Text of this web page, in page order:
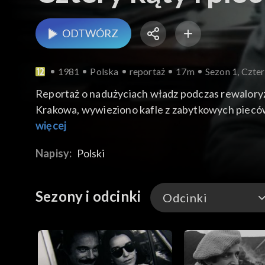
ODTWÓRZ
1981 Polska reportaż 17m Sezon 1,
Reportaż o nadużyciach władz podczas
Krakowa, wywieziono kafle z zabytkowych
w Warszawie oraz do prywatnej willi jednego z
których doszło do tego wydarzenia.
więcej
Napisy: Polski
Sezony i odcinki Odcinki
Odcinki